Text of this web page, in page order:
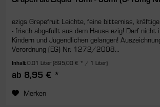
ezigs Grapefruit Leichte, feine bitterniss,
- frisch abgefüllt aus dem Hause ezig! Darf nicht
Kindern und Jugendlichen gelangen!
Verordnung (EG) Nr. 1272/2008...
Inhalt0.01 Liter(895,00 € * / 1 Liter)
ab 8,95 € *
Merken